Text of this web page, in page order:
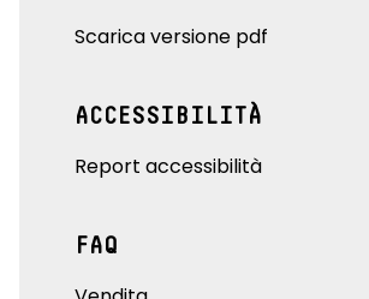
Scarica versione pdf
ACCESSIBILITÀ
Report accessibilità
FAQ